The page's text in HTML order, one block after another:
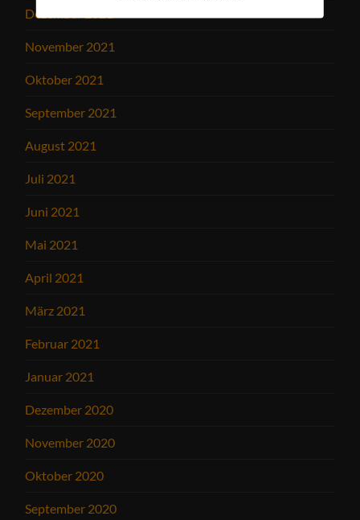
Dezember 2021
November 2021
Oktober 2021
September 2021
August 2021
Juli 2021
Juni 2021
Mai 2021
April 2021
März 2021
Februar 2021
Januar 2021
Dezember 2020
November 2020
Oktober 2020
September 2020